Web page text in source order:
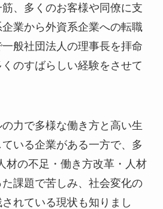
、多くのお客様や同僚に支
業から外資系企業への転職
般社団法人の理事長を拝命
のすばらしい経験をさせて
力で多様な働き方と高い生
いる企業がある一方で、多
材の不足・働き方改革・人材
課題で苦しみ、社会変化の
れている現状も知りまし